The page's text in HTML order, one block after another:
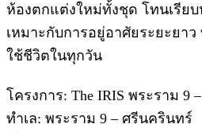
ห้องตกแต่งใหม่ทั้งชุด โทนเรีย
เหมาะกับการอยู่อาศัยระยะยา
ใช้ชีวิตในทุกวัน
โครงการ: The IRIS พระราม 9
ทำเล: พระราม 9 – ศรีนครินทร์